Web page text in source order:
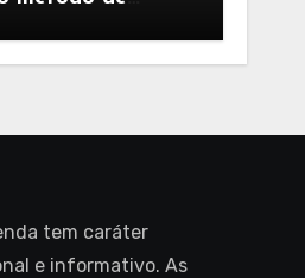
conversão
tem caráter
e informativo. As